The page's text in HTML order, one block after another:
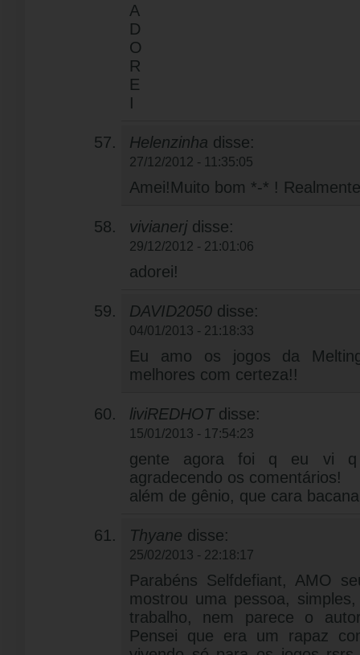
A
D
O
R
E
I
Helenzinha disse:
27/12/2012 - 11:35:05
Amei!Muito bom *-* !
vivianerj disse:
29/12/2012 - 21:01:06
adorei!
DAVID2050 disse:
04/01/2013 - 21:18:33
Eu amo os jogos da
melhores com certeza!!
liviREDHOT disse:
15/01/2013 - 17:54:23
gente agora foi q eu vi q
agradecendo os comentários!
além de gênio, que cara
Thyane disse:
25/02/2013 - 22:18:17
Parabéns Selfdefiant, AMO
mostrou uma pessoa,
trabalho, nem parece o
Pensei que era um rapaz